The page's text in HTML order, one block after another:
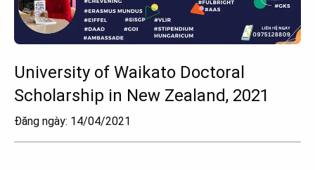
University of Waikato Doctoral
Scholarship in New Zealand, 2021
Đăng ngày: 14/04/2021